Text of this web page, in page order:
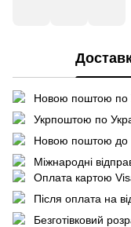
Новою поштою по
Укрпоштою по
Новою поштою до
Міжнародні
Оплата картою
Після оплата на
Безготівковий